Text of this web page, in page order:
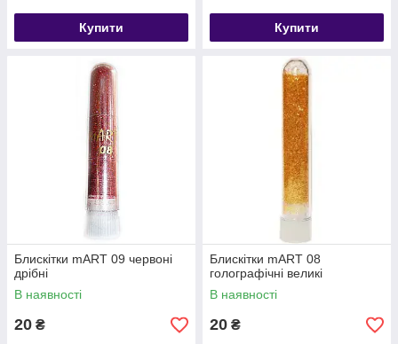
Купити Купити
Блискітки mART 09 червоні
дрібні
В наявності
20 ₴
Блискітки mART 08
голографічні великі
В наявності
20 ₴